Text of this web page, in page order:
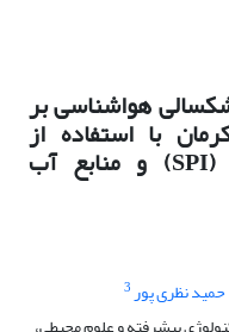
هواشناسی بر
با استفاده از
شاخص‌های بارش استاندارد (SPI) و منابع آب
حمید نظری پور3